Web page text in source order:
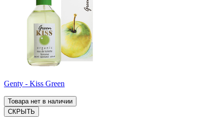
Genty - Kiss Green
Товара нет в наличии
СКРЫТЬ